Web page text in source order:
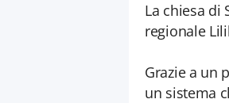
La chiesa di
regionale
Grazie a un
un sistema